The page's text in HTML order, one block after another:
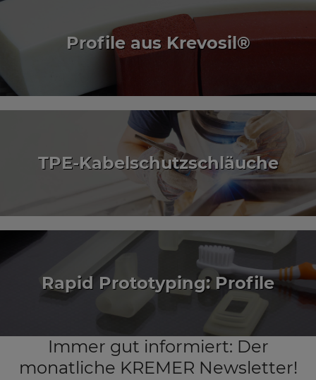
Profile aus Krevosil®
TPE-Kabelschutzschläuche
Rapid Prototyping: Profile
Immer gut informiert: Der
monatliche KREMER Newsletter!